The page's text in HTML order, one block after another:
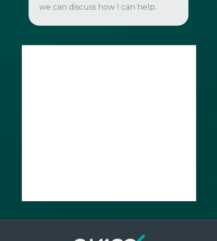
we can discuss how I can help.